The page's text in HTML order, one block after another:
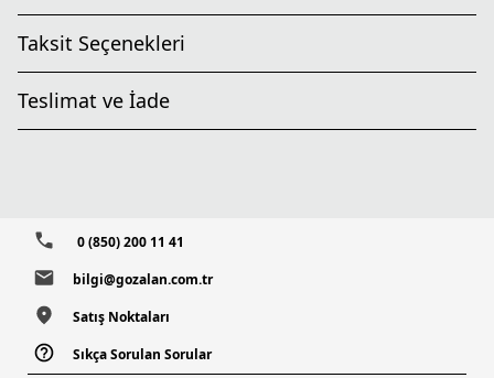
Taksit Seçenekleri
Teslimat ve İade
0 (850) 200 11 41
bilgi@gozalan.com.tr
Satış Noktaları
Sıkça Sorulan Sorular